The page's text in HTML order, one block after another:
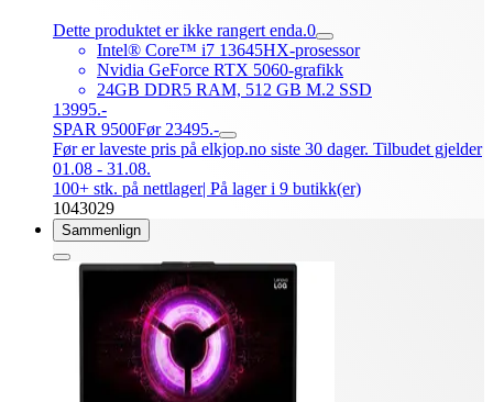
Dette produktet er ikke rangert enda.0
Intel® Core™ i7 13645HX-prosessor
Nvidia GeForce RTX 5060-grafikk
24GB DDR5 RAM, 512 GB M.2 SSD
13995.-
SPAR 9500Før 23495.-
Før er laveste pris på elkjop.no siste 30 dager. Tilbudet gjelder
01.08 - 31.08.
100+ stk. på nettlager| På lager i 9 butikk(er)
1043029
Sammenlign